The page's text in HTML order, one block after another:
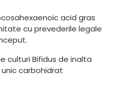
acid gras
cu prevederile legale
culturi Bifidus de inalta
carbohidrat